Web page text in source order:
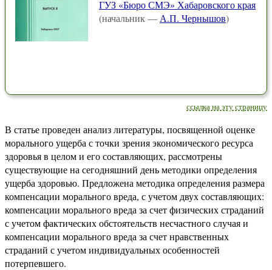
ГУЗ «Бюро СМЭ» Хабаровского края
(начальник — А.П. Чернышов)
ссылка на эту страницу
В статье проведен анализ литературы, посвященной оценке
морального ущерба с точки зрения экономического ресурса
здоровья в целом и его составляющих, рассмотрены
существующие на сегодняшний день методики определения
ущерба здоровью. Предложена методика определения размера
компенсации морального вреда, с учетом двух составляющих:
компенсации морального вреда за счет физических страданий
с учетом фактических обстоятельств несчастного случая и
компенсации морального вреда за счет нравственных
страданий с учетом индивидуальных особенностей
потерпевшего.